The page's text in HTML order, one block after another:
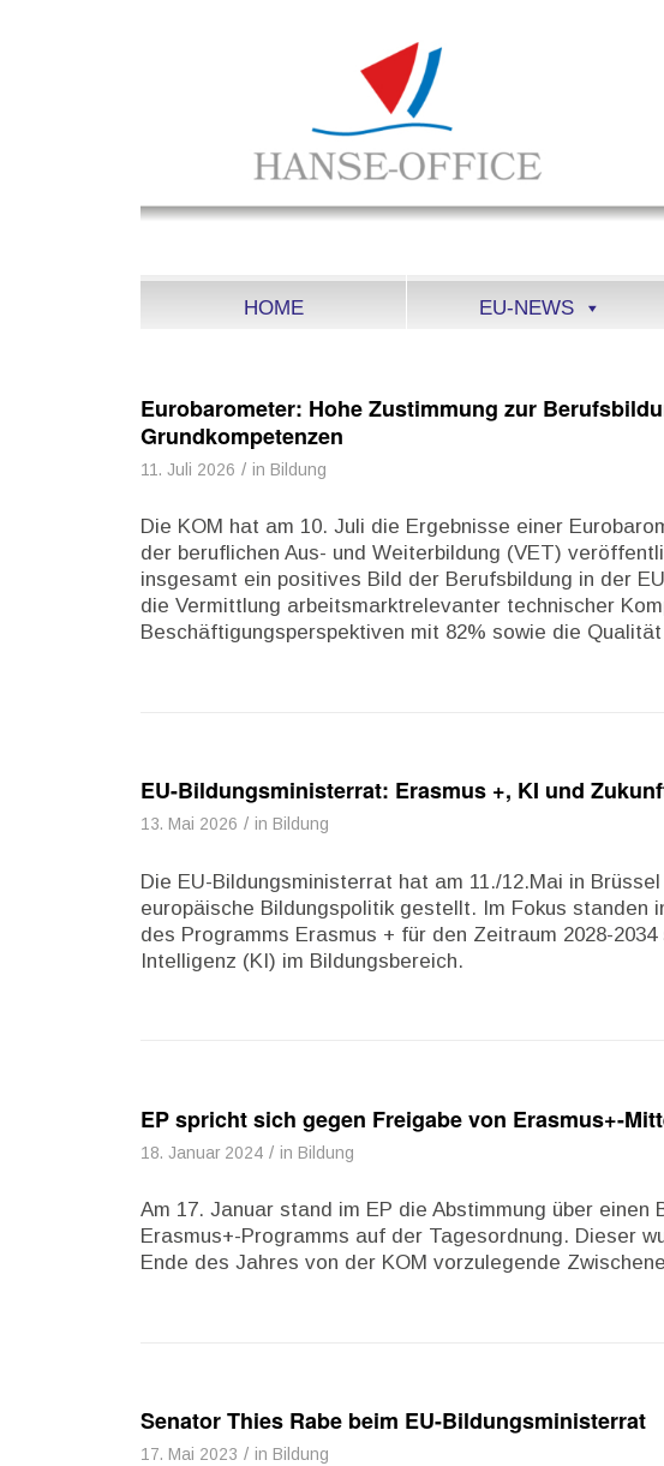
HOME EU-NEWS
Eurobarometer: Hohe Zustimmung zur
Grundkompetenzen
11. Juli 2026 / in Bildung
Die KOM hat am 10. Juli die Ergebnisse einer
der beruflichen Aus- und Weiterbildung (VET)
insgesamt ein positives Bild der Berufsbildung in der
die Vermittlung arbeitsmarktrelevanter technischer
Beschäftigungsperspektiven mit 82% sowie die
EU-Bildungsministerrat: Erasmus +, KI und
13. Mai 2026 / in Bildung
Die EU-Bildungsministerrat hat am 11./12.Mai in
europäische Bildungspolitik gestellt. Im Fokus standen
des Programms Erasmus + für den Zeitraum 2028-
Intelligenz (KI) im Bildungsbereich.
EP spricht sich gegen Freigabe von Erasmus+-
18. Januar 2024 / in Bildung
Am 17. Januar stand im EP die Abstimmung über einen
Erasmus+-Programms auf der Tagesordnung. Dieser
Ende des Jahres von der KOM vorzulegende
Senator Thies Rabe beim EU-Bildungsministerrat
17. Mai 2023 / in Bildung